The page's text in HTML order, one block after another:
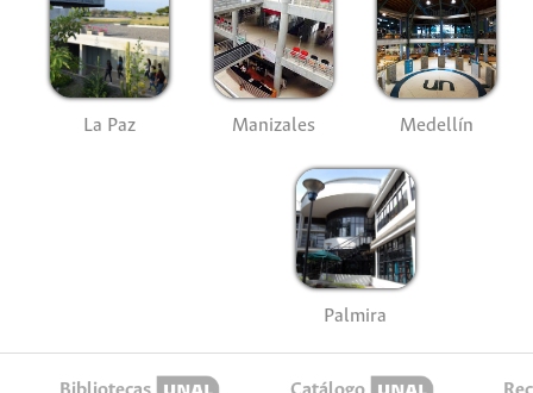
La Paz Manizales Medellín
Palmira